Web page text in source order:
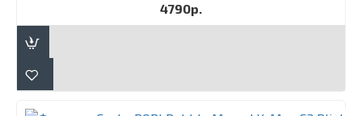
4790р.